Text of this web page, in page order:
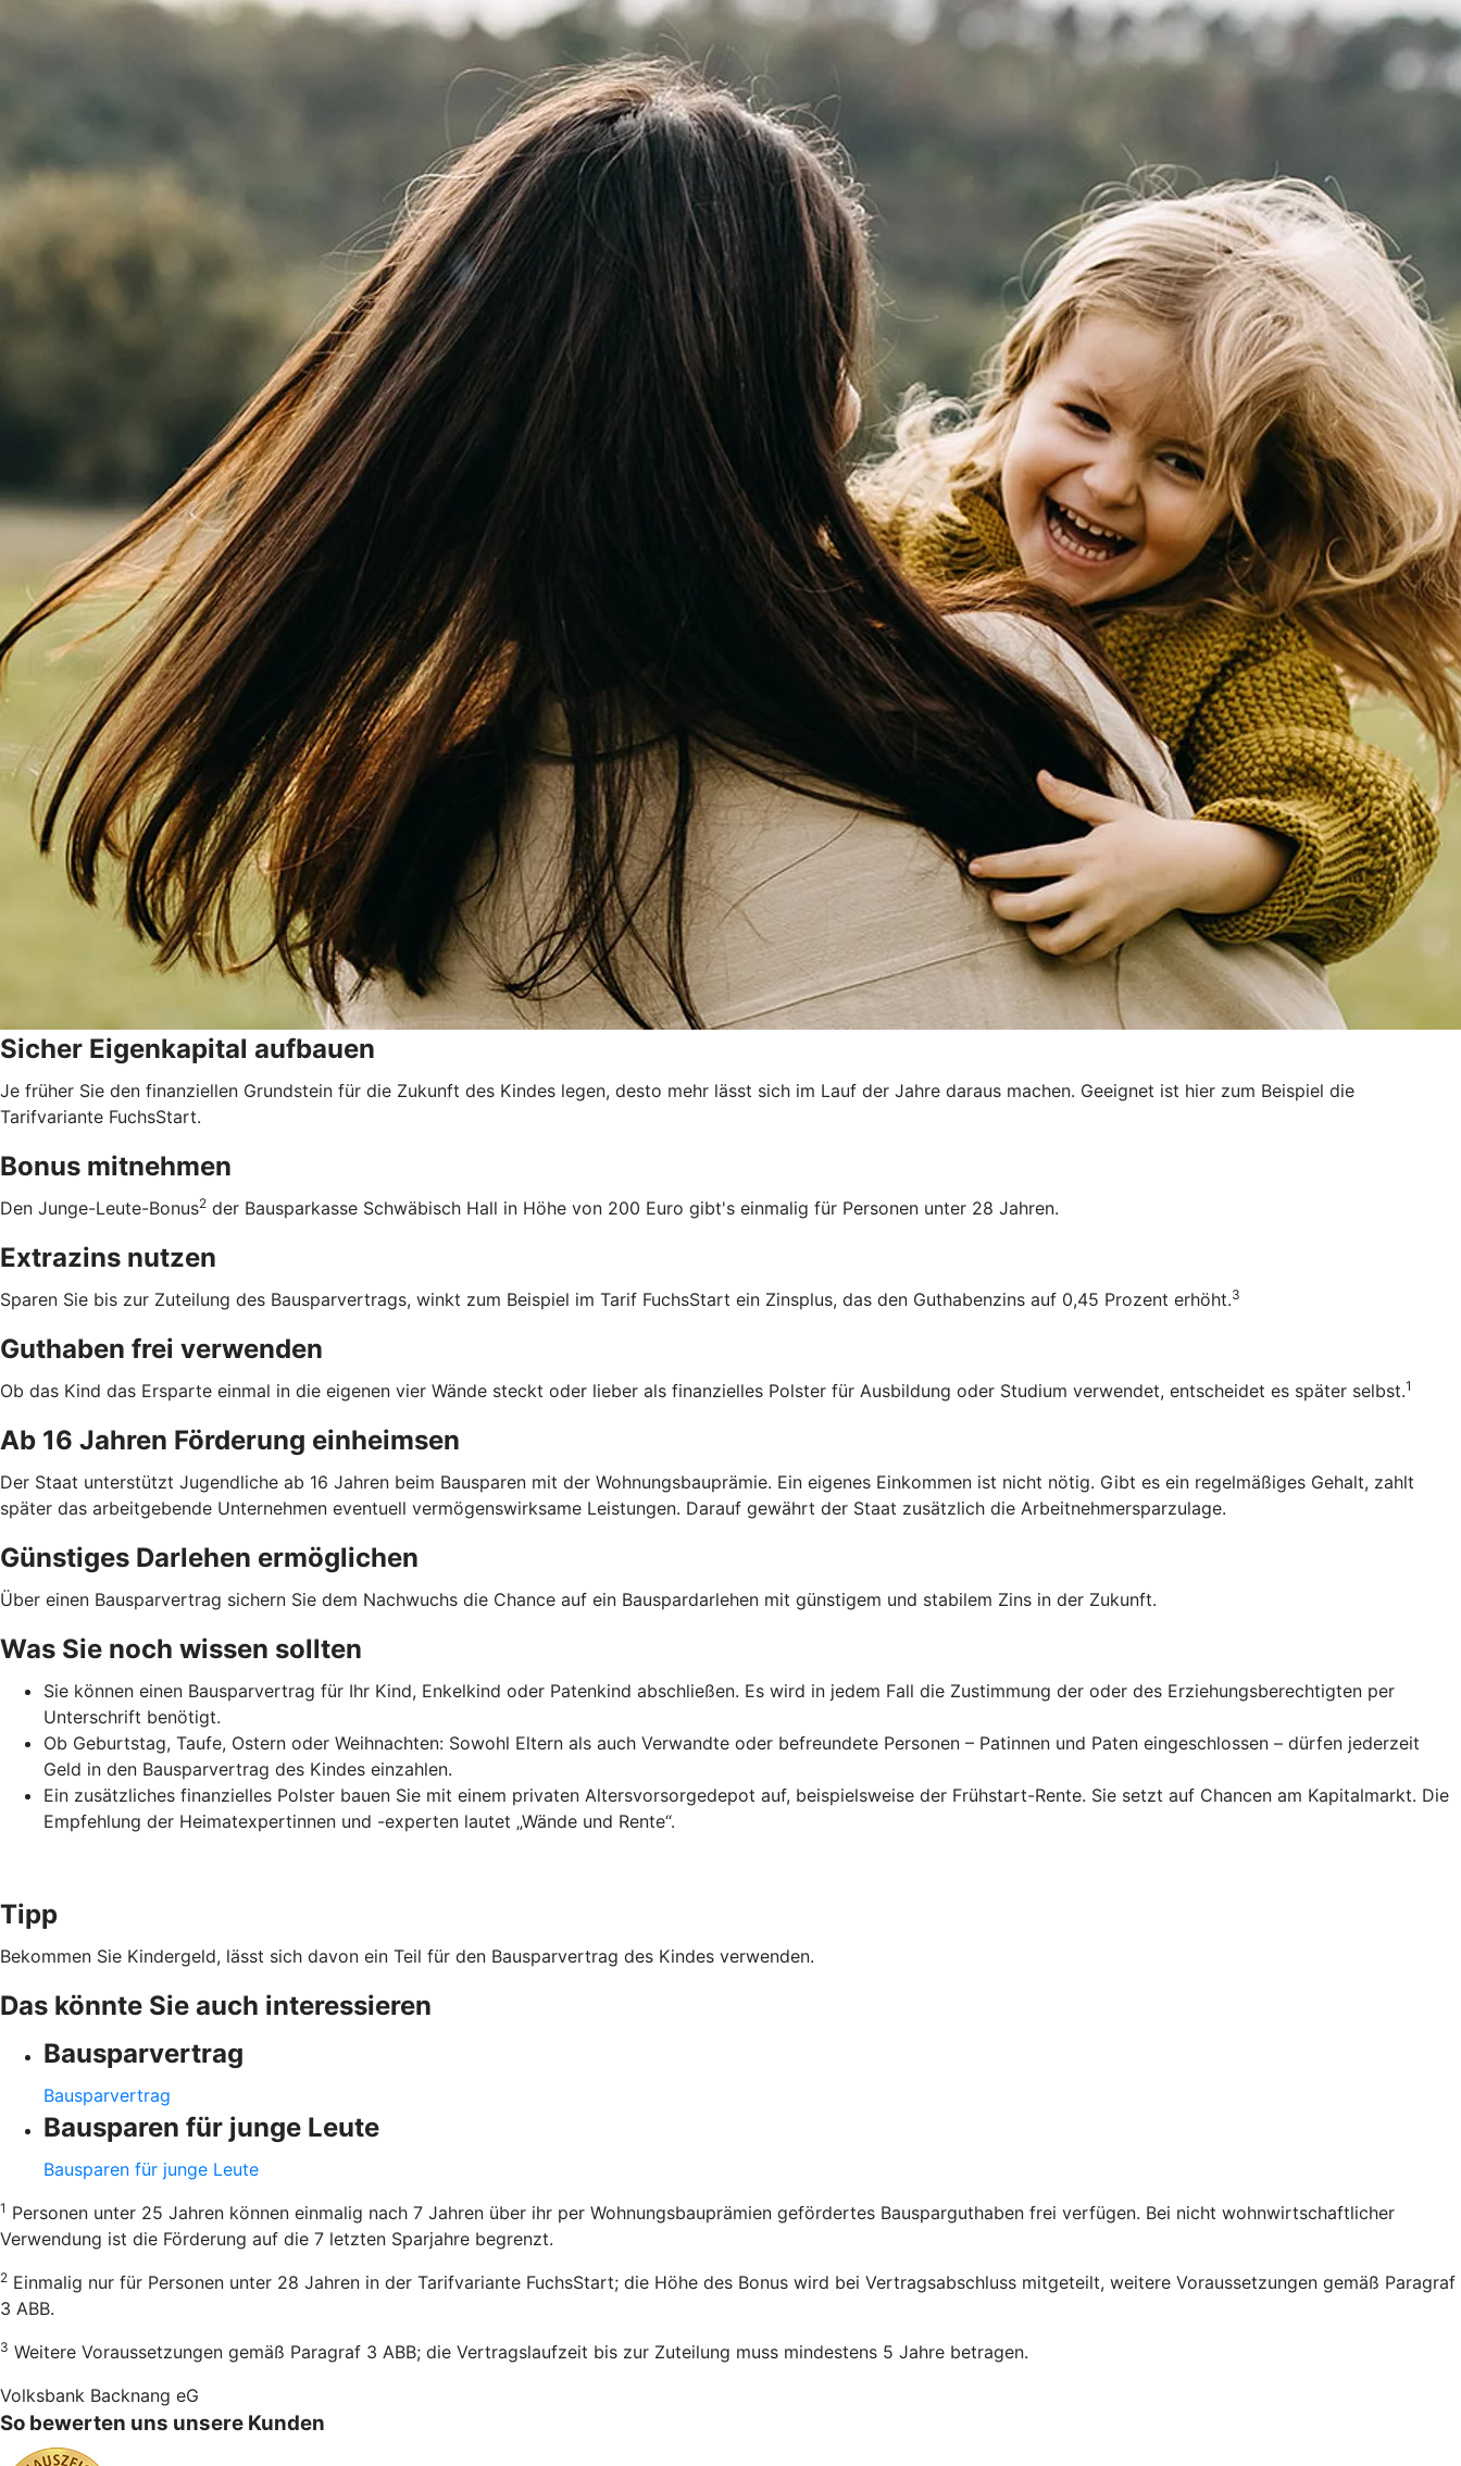
Sicher Eigenkapital aufbauen
Je früher Sie den finanziellen Grundstein für die Zukunft des Kindes legen, desto mehr lässt sich im Lauf der Jahre daraus machen. Geeignet ist hier zum Beispiel die
Tarifvariante FuchsStart.
Bonus mitnehmen
Den Junge-Leute-Bonus2 der Bausparkasse Schwäbisch Hall in Höhe von 200 Euro gibt's einmalig für Personen unter 28 Jahren.
Extrazins nutzen
Sparen Sie bis zur Zuteilung des Bausparvertrags, winkt zum Beispiel im Tarif FuchsStart ein Zinsplus, das den Guthabenzins auf 0,45 Prozent erhöht.3
Guthaben frei verwenden
Ob das Kind das Ersparte einmal in die eigenen vier Wände steckt oder lieber als finanzielles Polster für Ausbildung oder Studium verwendet, entscheidet es später selbst.1
Ab 16 Jahren Förderung einheimsen
Der Staat unterstützt Jugendliche ab 16 Jahren beim Bausparen mit der Wohnungsbauprämie. Ein eigenes Einkommen ist nicht nötig. Gibt es ein regelmäßiges Gehalt, zahlt
später das arbeitgebende Unternehmen eventuell vermögenswirksame Leistungen. Darauf gewährt der Staat zusätzlich die Arbeitnehmer­spar­zulage.
Günstiges Darlehen ermöglichen
Über einen Bausparvertrag sichern Sie dem Nachwuchs die Chance auf ein Bauspardarlehen mit günstigem und stabilem Zins in der Zukunft.
Was Sie noch wissen sollten
Sie können einen Bausparvertrag für Ihr Kind, Enkelkind oder Patenkind abschließen. Es wird in jedem Fall die Zustimmung der oder des Erziehungsberechtigten per
Unterschrift benötigt.
Ob Geburtstag, Taufe, Ostern oder Weihnachten: Sowohl Eltern als auch Verwandte oder befreundete Personen – Patinnen und Paten eingeschlossen – dürfen jederzeit
Geld in den Bausparvertrag des Kindes einzahlen.
Ein zusätzliches finanzielles Polster bauen Sie mit einem privaten Altersvorsorgedepot auf, beispielsweise der Frühstart-Rente. Sie setzt auf Chancen am Kapitalmarkt. Die
Empfehlung der Heimatexpertinnen und -experten lautet „Wände und Rente“.
Tipp
Bekommen Sie Kindergeld, lässt sich davon ein Teil für den Bausparvertrag des Kindes verwenden.
Das könnte Sie auch interessieren
Bausparvertrag
Bausparvertrag
Bausparen für junge Leute
Bausparen für junge Leute
1 Personen unter 25 Jahren können einmalig nach 7 Jahren über ihr per Wohnungsbauprämien gefördertes Bausparguthaben frei verfügen. Bei nicht wohnwirtschaftlicher
Verwendung ist die Förderung auf die 7 letzten Sparjahre begrenzt.
2 Einmalig nur für Personen unter 28 Jahren in der Tarifvariante FuchsStart; die Höhe des Bonus wird bei Vertragsabschluss mitgeteilt, weitere Voraussetzungen gemäß Paragraf
3 ABB.
3 Weitere Voraussetzungen gemäß Paragraf 3 ABB; die Vertragslaufzeit bis zur Zuteilung muss mindestens 5 Jahre betragen.
Volksbank Backnang eG
So bewerten uns unsere Kunden